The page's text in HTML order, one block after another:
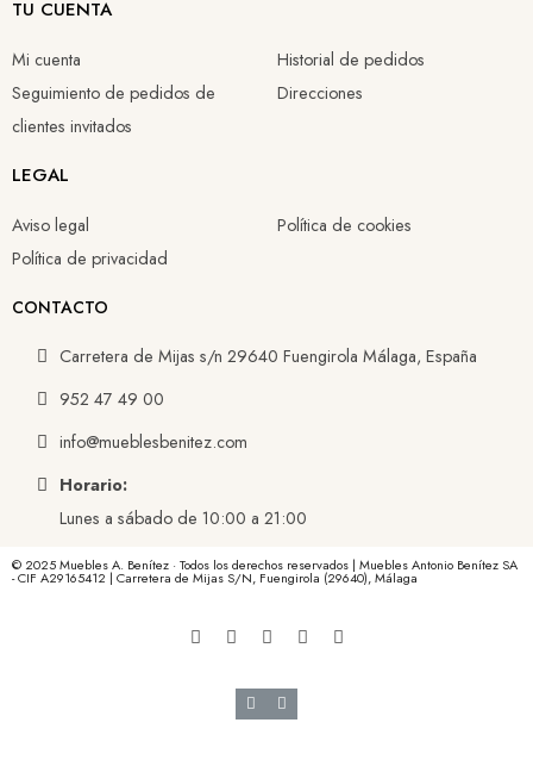
TU CUENTA
Mi cuenta
Seguimiento de pedidos de
clientes invitados
Historial de pedidos
Direcciones
LEGAL
Aviso legal
Política de privacidad
Política de cookies
CONTACTO
Carretera de Mijas s/n 29640 Fuengirola Málaga, España
952 47 49 00
info@mueblesbenitez.com
Horario:
Lunes a sábado de 10:00 a 21:00
© 2025 Muebles A. Benítez · Todos los derechos reservados | Muebles Antonio Benítez SA
- CIF A29165412 | Carretera de Mijas S/N, Fuengirola (29640), Málaga